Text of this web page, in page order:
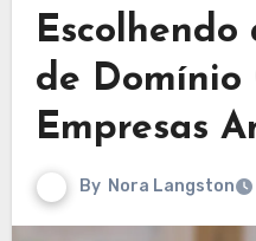
Escolhendo
de Domínio
Empresas
By Nora Langston